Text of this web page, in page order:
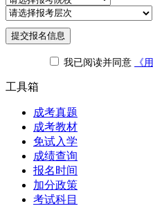
提交报名信息
我已阅读并同意 《
工具箱
成考真题
成考教材
免试入学
成绩查询
报名时间
加分政策
考试科目